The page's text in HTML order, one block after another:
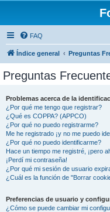
FAQ
Índice general Preguntas
Preguntas
Problemas acerca de la
¿Por qué me tengo que registrar?
¿Qué es COPPA? (APPCO)
¿Por qué no puedo registrarme?
Me he registrado ¡y no me puedo
¿Por qué no puedo identificarme?
Hace un tiempo me registré, ¡pero
¡Perdí mi contraseña!
¿Por qué mi sesión de usuario
¿Cuál es la función de "Borrar
Preferencias de usuario y
¿Cómo se puede cambiar mi